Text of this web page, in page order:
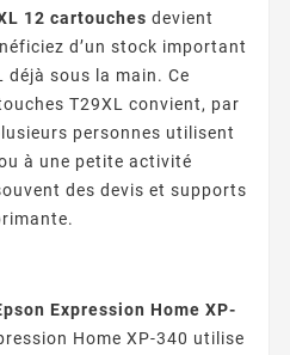
12 cartouches devient
d’un stock important
déjà sous la main. Ce
T29XL convient, par
personnes utilisent
à une petite activité
des devis et supports
Expression Home XP-
Home XP-340 utilise